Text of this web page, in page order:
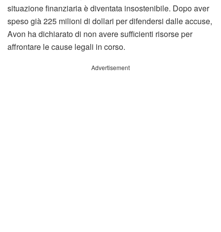
situazione finanziaria è diventata insostenibile. Dopo aver
speso già 225 milioni di dollari per difendersi dalle accuse,
Avon ha dichiarato di non avere sufficienti risorse per
affrontare le cause legali in corso.
Advertisement